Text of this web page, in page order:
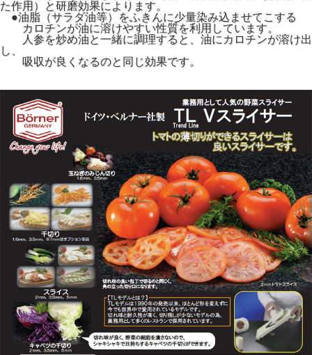
た作用）と研磨効果によります。
●油脂（サラダ油等）をふきんに少量染み込ませてこする
カロチンが油に溶けやすい性質を利用しています。
人参を炒め油と一緒に調理すると、油にカロチンが溶け出
し、
吸収が良くなるのと同じ効果です。